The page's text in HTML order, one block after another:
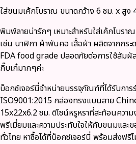
ใส่ขนมเค้กโบราณ ขนาดกว้าง 6 ซม. x สูง
พิมพ์ลายน่ารักๆ เหมาะสำหรับใส่เค้กโบร
เช่น นาฬิกา ผ้าพันคอ เสื้อผ้า ผลิตจากกร
FDA food grade ปลอดภัยต่อการใช้สัมผั
กิ๊บเก๋มากๆค่ะ
บ็อกซ์เจอร์นี่จำหน่ายบรรจุภัณฑ์ที่ได้รับการ
ISO9001:2015 กล่องทรงแบนลาย
15x22x6.2 ซม. ดีไซน์หรูหราที่สะท้อนควา
พรีเมี่ยมและความประทับใจให้กับขนมแล
ทั่วไทย หาซื้อได้ที่บ็อกซ์เจอร์นี่ พร้อมส่งฟรี